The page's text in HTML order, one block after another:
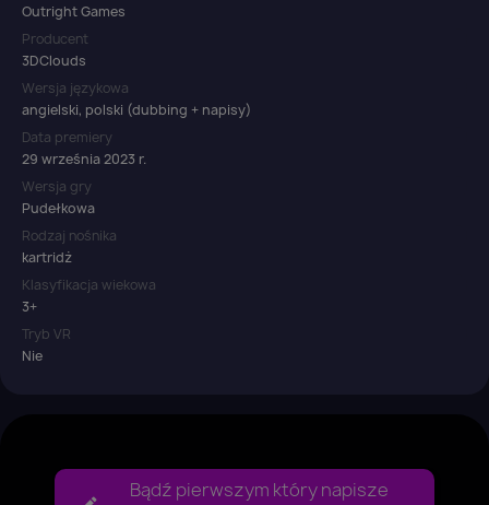
Outright Games
Producent
3DClouds
Wersja językowa
angielski, polski (dubbing + napisy)
Data premiery
29 września 2023 r.
Wersja gry
Pudełkowa
Rodzaj nośnika
kartridż
Klasyfikacja wiekowa
3+
Tryb VR
Nie
Bądź pierwszym który napisze